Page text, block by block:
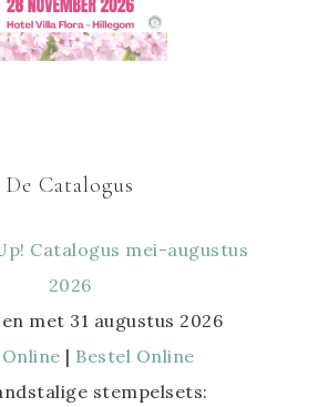
De Catalogus
met 31 augustus 2026
| Bestel Online
stempelsets: